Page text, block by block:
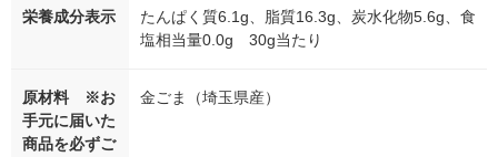
栄養成分表示
たんぱく質6.1g、脂質16.3g、炭水化物5.6g、食
塩相当量0.0g 30g当たり
原材料 ※お
手元に届いた
商品を必ずご
金ごま（埼玉県産）